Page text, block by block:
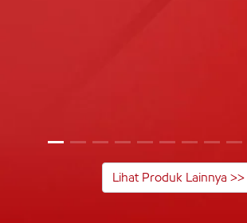
Lihat Produk Lainnya >>